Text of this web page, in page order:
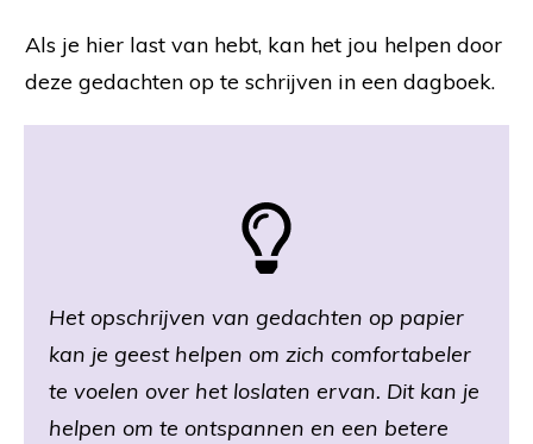
Als je hier last van hebt, kan het jou helpen door
deze gedachten op te schrijven in een dagboek.
Het opschrijven van gedachten op papier
kan je geest helpen om zich comfortabeler
te voelen over het loslaten ervan. Dit kan je
helpen om te ontspannen en een betere